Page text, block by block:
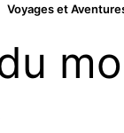
Voyages et